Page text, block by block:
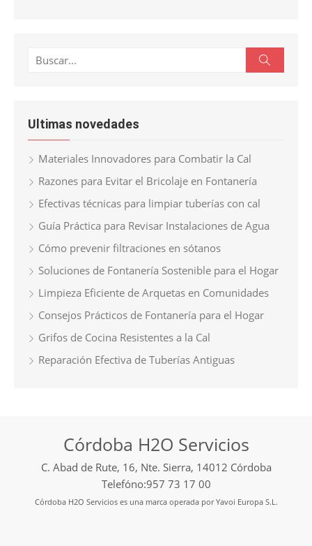
Buscar:
Ultimas novedades
Materiales Innovadores para Combatir la Cal
Razones para Evitar el Bricolaje en Fontanería
Efectivas técnicas para limpiar tuberías con cal
Guía Práctica para Revisar Instalaciones de Agua
Cómo prevenir filtraciones en sótanos
Soluciones de Fontanería Sostenible para el Hogar
Limpieza Eficiente de Arquetas en Comunidades
Consejos Prácticos de Fontanería para el Hogar
Grifos de Cocina Resistentes a la Cal
Reparación Efectiva de Tuberías Antiguas
Córdoba H2O Servicios
C. Abad de Rute, 16, Nte. Sierra, 14012 Córdoba
Telefóno:957 73 17 00
Córdoba H2O Servicios es una marca operada por Yavoi Europa S.L.